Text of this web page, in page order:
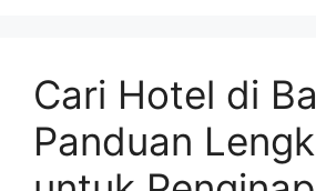
Cari Hotel di
Panduan